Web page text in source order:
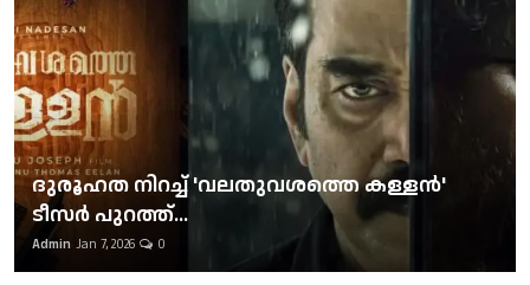
ദുരൂഹത നിറച്ച് 'വലതുവശത്തെ കള്ളന്‍'
ടീസര്‍ പുറത്ത്...
Admin Jan 7, 2026 0